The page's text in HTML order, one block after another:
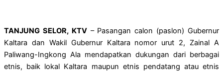
TANJUNG SELOR, KTV– Pasangan calon (paslon) Gubernur
Kaltara dan Wakil Gubernur Kaltara nomor urut 2, Zainal A
Paliwang-Ingkong Ala mendapatkan dukungan dari berbagai
etnis, baik lokal Kaltara maupun etnis pendatang atau etnis